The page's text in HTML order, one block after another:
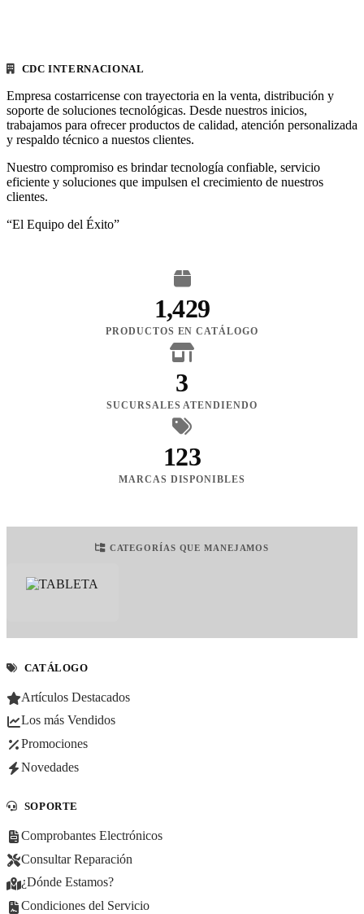
CDC INTERNACIONAL
Empresa costarricense con trayectoria en la venta, distribución y
soporte de soluciones tecnológicas. Desde nuestros inicios,
trabajamos para ofrecer productos de calidad, atención personalizada
y respaldo técnico a nuestos clientes.
Nuestro compromiso es brindar tecnología confiable, servicio
eficiente y soluciones que impulsen el crecimiento de nuestros
clientes.
“El Equipo del Éxito”
1,429
PRODUCTOS EN CATÁLOGO
3
SUCURSALES ATENDIENDO
123
MARCAS DISPONIBLES
CATEGORÍAS QUE MANEJAMOS
CATÁLOGO
Artículos Destacados
Los más Vendidos
Promociones
Novedades
SOPORTE
Comprobantes Electrónicos
Consultar Reparación
¿Dónde Estamos?
Condiciones del Servicio